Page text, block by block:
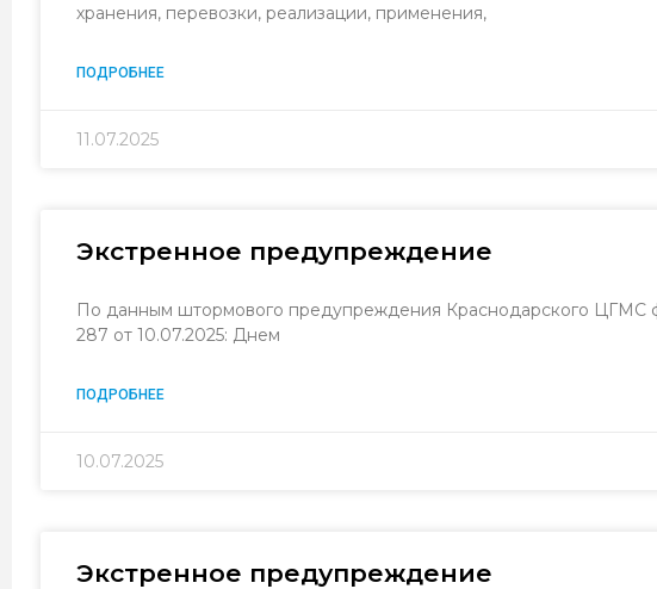
хранения, перевозки, реализации, применения,
ПОДРОБНЕЕ
11.07.2025
Экстренное предупреждение
По данным штормового предупреждения Краснодарского
287 от 10.07.2025: Днем
ПОДРОБНЕЕ
10.07.2025
Экстренное предупреждение